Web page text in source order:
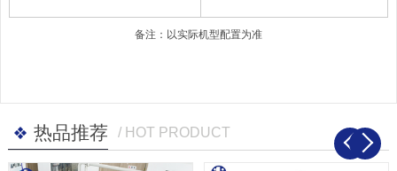
备注：以实际机型配置为准
热品推荐 / HOT PRODUCT